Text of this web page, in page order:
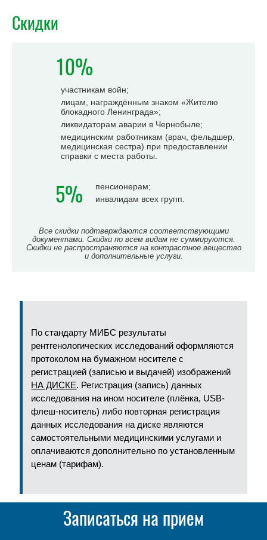
Скидки
10%
участникам войн;
лицам, награждённым знаком «Жителю
блокадного Ленинграда»;
ликвидаторам аварии в Чернобыле;
медицинским работникам (врач, фельдшер,
медицинская сестра) при предоставлении
справки с места работы.
5%
пенсионерам;
инвалидам всех групп.
Все скидки подтверждаются соответствующими
документами. Скидки по всем видам не суммируются.
Скидки не распространяются на контрастное вещество
и дополнительные услуги.
По стандарту МИБС результаты
рентгенологических исследований оформляются
протоколом на бумажном носителе с
регистрацией (записью и выдачей) изображений
НА ДИСКЕ. Регистрация (запись) данных
исследования на ином носителе (плёнка, USB-
флеш-носитель) либо повторная регистрация
данных исследования на диске являются
самостоятельными медицинскими услугами и
оплачиваются дополнительно по установленным
ценам (тарифам).
Записаться на прием